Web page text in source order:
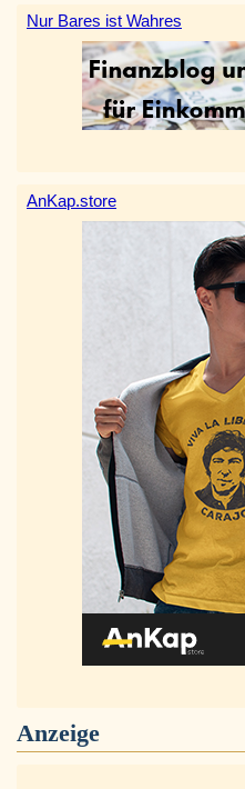
Nur Bares ist Wahres
AnKap.store
Anzeige